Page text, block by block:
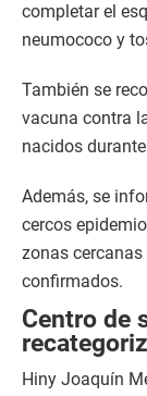
completar el
neumococo y
También se
vacuna contra
nacidos
Además, se
cercos
zonas
confirmados.
Centro de
Hiny Joaquín